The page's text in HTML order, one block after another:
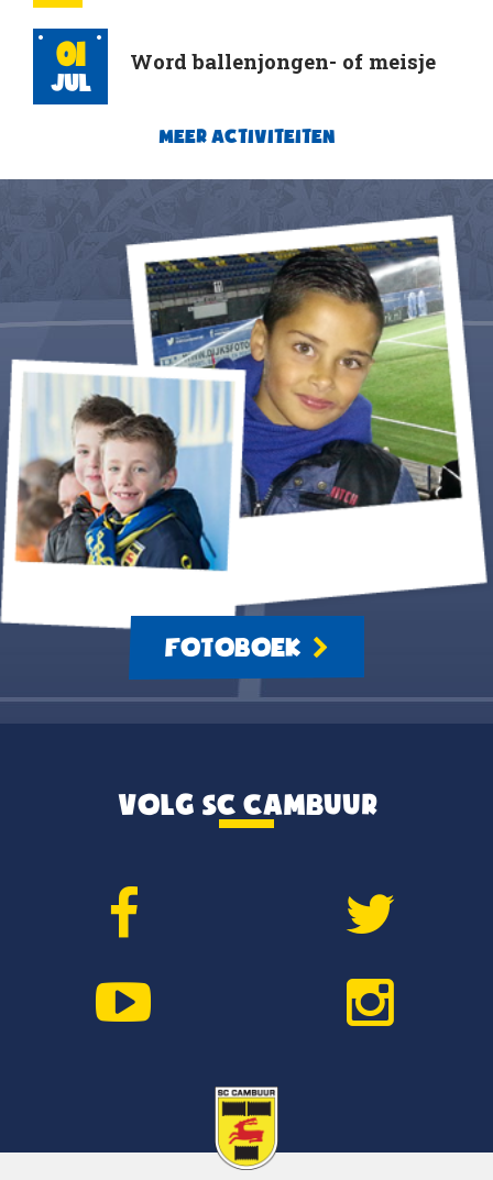
01
Jul
Word ballenjongen- of meisje
MEER ACTIVITEITEN
FOTOBOEK
VOLG SC CAMBUUR